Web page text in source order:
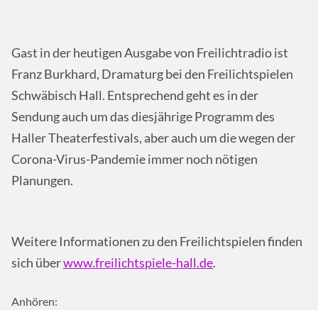
Gast in der heutigen Ausgabe von Freilichtradio ist
Franz Burkhard, Dramaturg bei den Freilichtspielen
Schwäbisch Hall. Entsprechend geht es in der
Sendung auch um das diesjährige Programm des
Haller Theaterfestivals, aber auch um die wegen der
Corona-Virus-Pandemie immer noch nötigen
Planungen.
Weitere Informationen zu den Freilichtspielen finden
sich überwww.freilichtspiele-hall.de.
Anhören: